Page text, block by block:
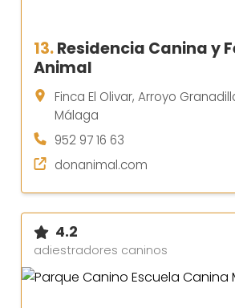
13.Residencia Canina y
Animal
Finca El Olivar, Arroyo
Málaga
952 97 16 63
donanimal.com
4.2
adiestradores caninos